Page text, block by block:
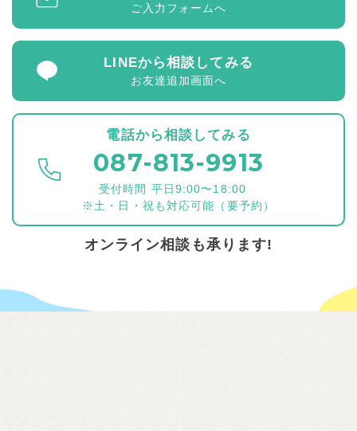
ご入力フォームへ
LINEから相談してみる
お友達追加画面へ
電話から相談してみる
087-813-9913
受付時間 平日9:00〜18:00
※土・日・祝も対応可能（要予約）
オンライン相談も承ります!